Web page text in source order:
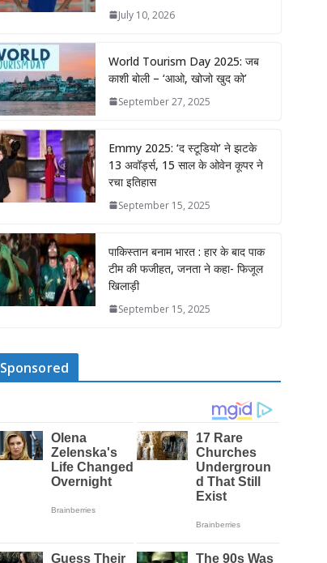
July 10, 2026
World Tourism Day 2025: जब
काशी बोली – ‘आओ, खोजो खुद को’
September 27, 2025
Emmy 2025: ‘द स्टूडियो’ ने झटके
13 अवॉर्ड्स, 15 साल के ओवेन कूपर ने
रचा इतिहास
September 15, 2025
पाकिस्तान बनाम भारत : हार के बाद पाक
टीम की फजीहत, जनता ने कहा- फिजूल
खिलाड़ी
September 15, 2025
Sponsored